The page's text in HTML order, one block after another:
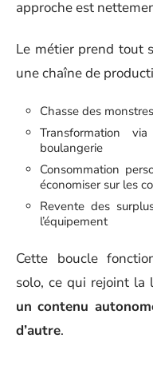
approche est
Le métier prend tout
une chaîne de
Chasse des
Transformation
boulangerie
Consommation
économiser sur les
Revente des
l’équipement
Cette boucle
solo, ce qui rejoint la
un contenu
d’autre.